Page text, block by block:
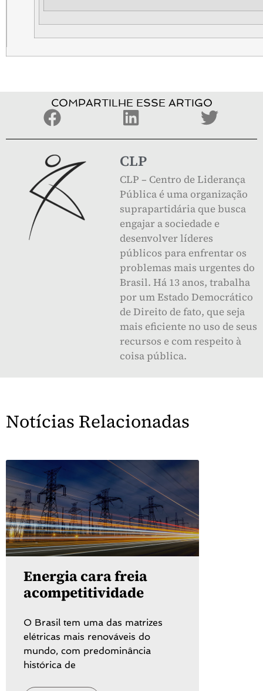
COMPARTILHE ESSE ARTIGO
CLP
CLP – Centro de Liderança
Pública é uma organização
suprapartidária que busca
engajar a sociedade e
desenvolver líderes
públicos para enfrentar os
problemas mais urgentes do
Brasil. Há 13 anos, trabalha
por um Estado Democrático
de Direito de fato, que seja
mais eficiente no uso de seus
recursos e com respeito à
coisa pública.
Notícias Relacionadas
Energia cara freia
acompetitividade
O Brasil tem uma das matrizes
elétricas mais renováveis do
mundo, com predominância
histórica de